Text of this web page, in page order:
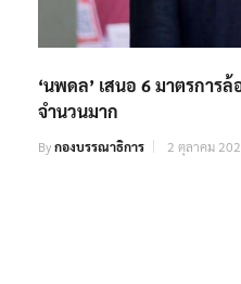
‘นพดล’ เสนอ 6 มาตรการ
จำนวนมาก
Byกองบรรณาธิการ 2 ตุลาคม